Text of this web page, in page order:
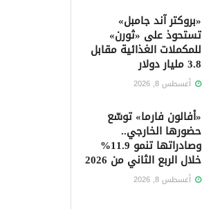
«بروكتر آند جامبل»
تستحوذ على «ثورن»
للمكملات الغذائية مقابل
3.8 مليار دولار
أغسطس 8, 2026
«أفالون فارما» توسّع
حضورها الخارجي..
وصادراتها تنمو 11.9%
خلال الربع الثاني من 2026
أغسطس 8, 2026